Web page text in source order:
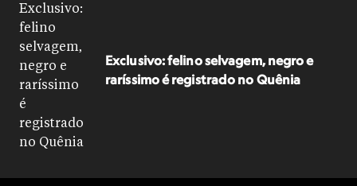
Exclusivo: felino selvagem, negro e
raríssimo é registrado no Quênia